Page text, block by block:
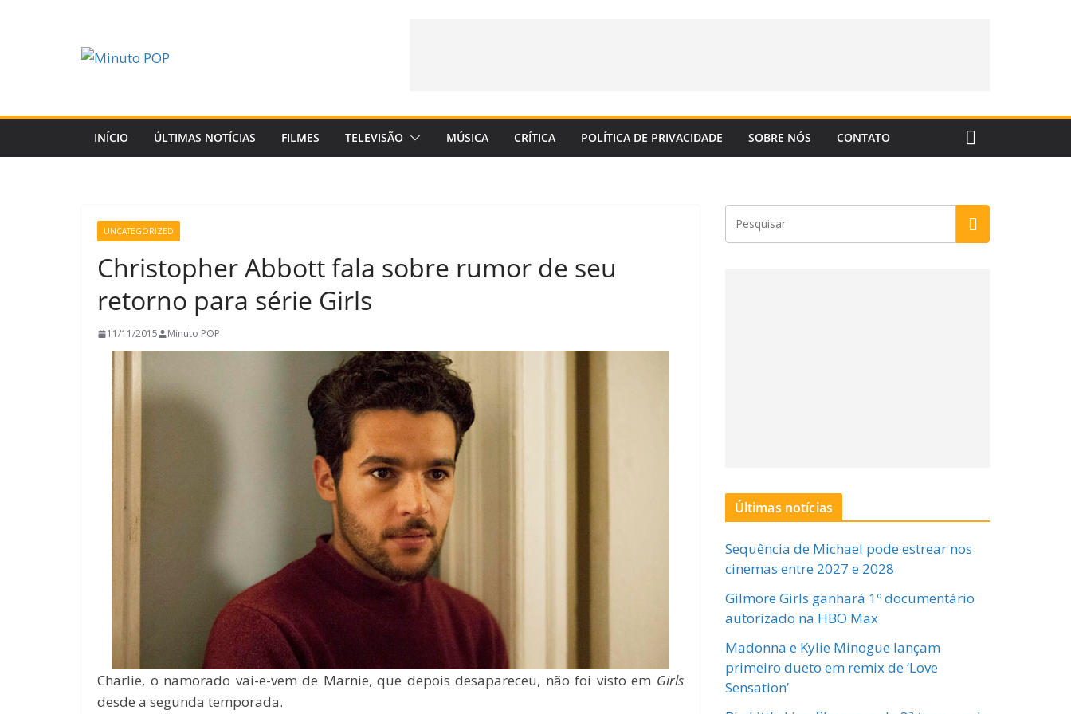
INÍCIO ÚLTIMAS NOTÍCIAS FILMES TELEVISÃO MÚSICA CRÍTICA POLÍTICA DE PRIVACIDADE SOBRE NÓS CONTATO
UNCATEGORIZED
Christopher Abbott fala sobre rumor de seu
retorno para série Girls
11/11/2015 Minuto POP
Charlie, o namorado vai-e-vem de Marnie, que depois desapareceu, não foi visto em Girls
desde a segunda temporada.
Últimas notícias
Sequência de Michael pode estrear nos
cinemas entre 2027 e 2028
Gilmore Girls ganhará 1º documentário
autorizado na HBO Max
Madonna e Kylie Minogue lançam
primeiro dueto em remix de ‘Love
Sensation’